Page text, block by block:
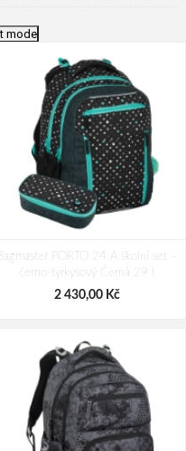
mode
Bagmaster PORTO 24 A školní set –
černo-tyrkysový Černá 29 l
2 430,00 Kč